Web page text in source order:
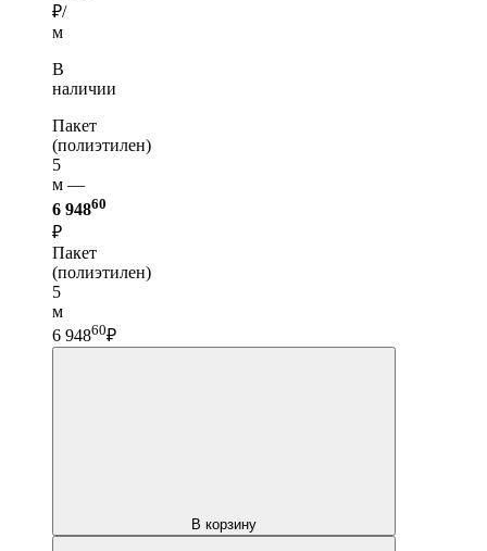
₽/
м
В
наличии
Пакет
(полиэтилен)
5
м —
6 94860
₽
Пакет
(полиэтилен)
5
м
6 94860₽
В корзину